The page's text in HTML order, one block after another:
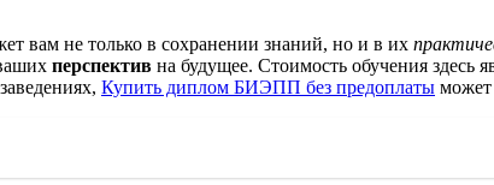
вам не только в сохранении знаний, но и в их
перспектив на будущее. Стоимость обучения здесь
Купить диплом БИЭПП без предоплаты может